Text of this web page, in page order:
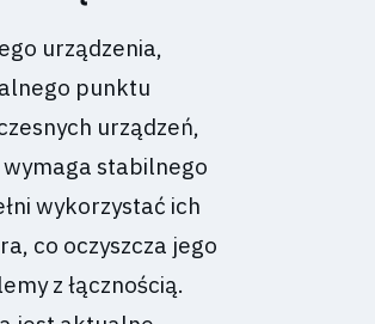
urządzenia,
punktu
urządzeń,
stabilnego
wykorzystać ich
co oczyszcza jego
z łącznością.